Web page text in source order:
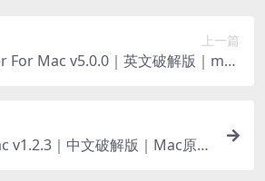
上一篇
For Mac v5.0.0｜英文破解版｜mac
v1.2.3｜中文破解版｜Mac原生